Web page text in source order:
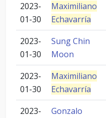
2023-
01-30
Maximiliano
Echavarría
2023-
01-30
Sung Chin
Moon
2023-
01-30
Maximiliano
Echavarría
2023-
Gonzalo